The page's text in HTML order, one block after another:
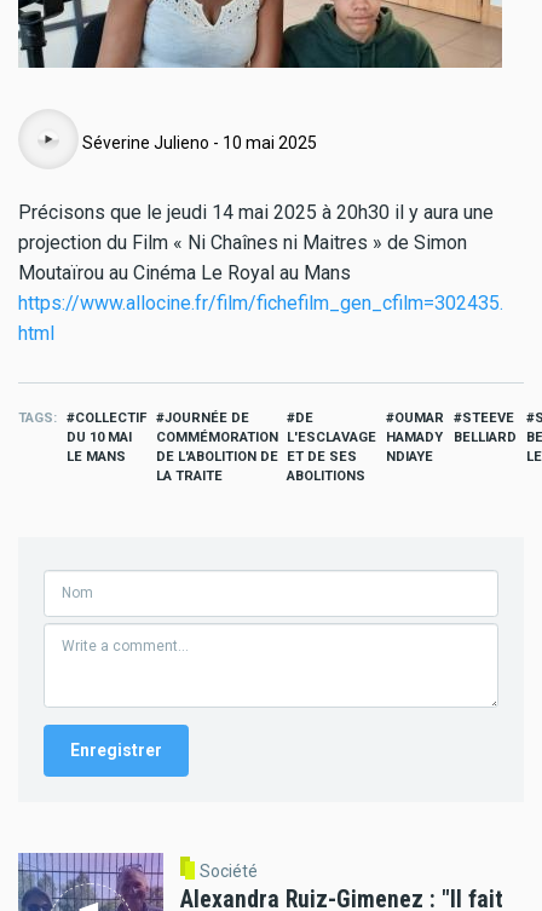
Audio
Séverine Julieno - 10 mai 2025
Précisons que le jeudi 14 mai 2025 à 20h30 il y aura une
projection du Film « Ni Chaînes ni Maitres » de Simon
Moutaïrou au Cinéma Le Royal au Mans
https://www.allocine.fr/film/fichefilm_gen_cfilm=302435.
html
TAGS
COLLECTIF
DU 10 MAI
LE MANS
JOURNÉE DE
COMMÉMORATION
DE L'ABOLITION DE
LA TRAITE
DE
L'ESCLAVAGE
ET DE SES
ABOLITIONS
OUMAR
HAMADY
NDIAYE
STEEVE
BELLIARD
Société
Alexandra Ruiz-Gimenez : "Il fait